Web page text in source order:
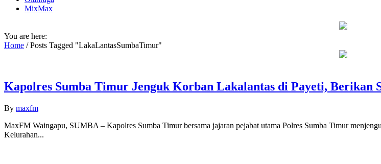
MixMax
You are here:
Home /Posts Tagged "LakaLantasSumbaTimur"
Kapolres Sumba Timur Jenguk Korban Lakalantas di Payeti, Berikan
By maxfm
MaxFM Waingapu, SUMBA – Kapolres Sumba Timur bersama jajaran pejabat utama Polres Sumba Timur
Kelurahan...